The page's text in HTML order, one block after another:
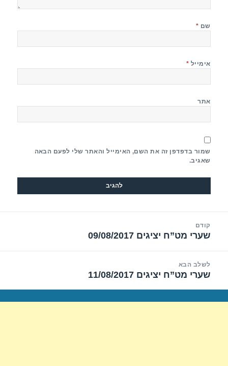
שם *
אימייל *
אתר
שמור בדפדפן זה את השם, האימייל והאתר שלי לפעם הבאה
שאגיב.
קודם
הפוסט
שערי מט”ח יציגים 09/08/2017
לשלב הבא
הפוסט
שערי מט”ח יציגים 11/08/2017